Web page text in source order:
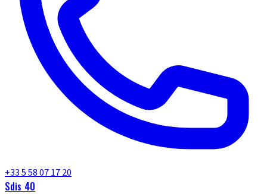
+33 5 58 07 17 20
Sdis 40